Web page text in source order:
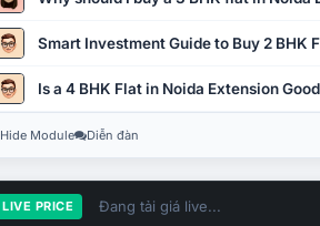
Smart Investment Guide to Buy 2 BHK
Is a 4 BHK Flat in Noida Extension
Hide Module Diễn đàn
LIVE PRICE Đang tải giá live...